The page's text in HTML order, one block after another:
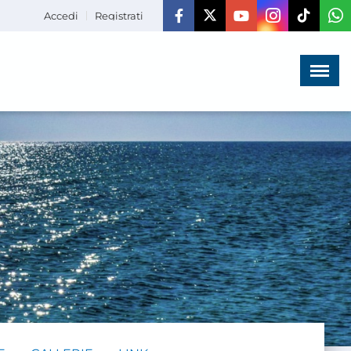
Accedi Registrati
Menù ×
LA VITA
DELL'ASSOCIAZIONE
COMUNICAZIONE,
PROGETTI ED EDITORIA
AMMINISTRAZIONE
TRASPARENTE